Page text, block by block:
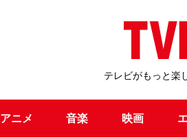
テレビがもっと楽
アニメ 音楽 映画